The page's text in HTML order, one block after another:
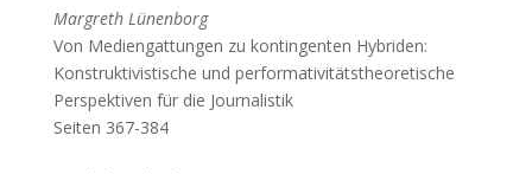
Margreth Lünenborg
Von Mediengattungen zu kontingenten Hybriden:
Konstruktivistische und performativitätstheoretische
Perspektiven für die Journalistik
Seiten 367-384